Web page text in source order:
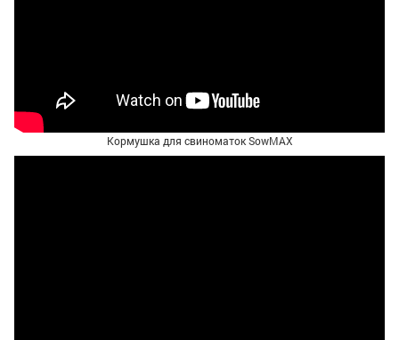
Кормушка для свиноматок SowMAX